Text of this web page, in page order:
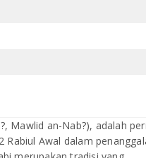
Mawlid an-Nab?), adalah
Awal dalam